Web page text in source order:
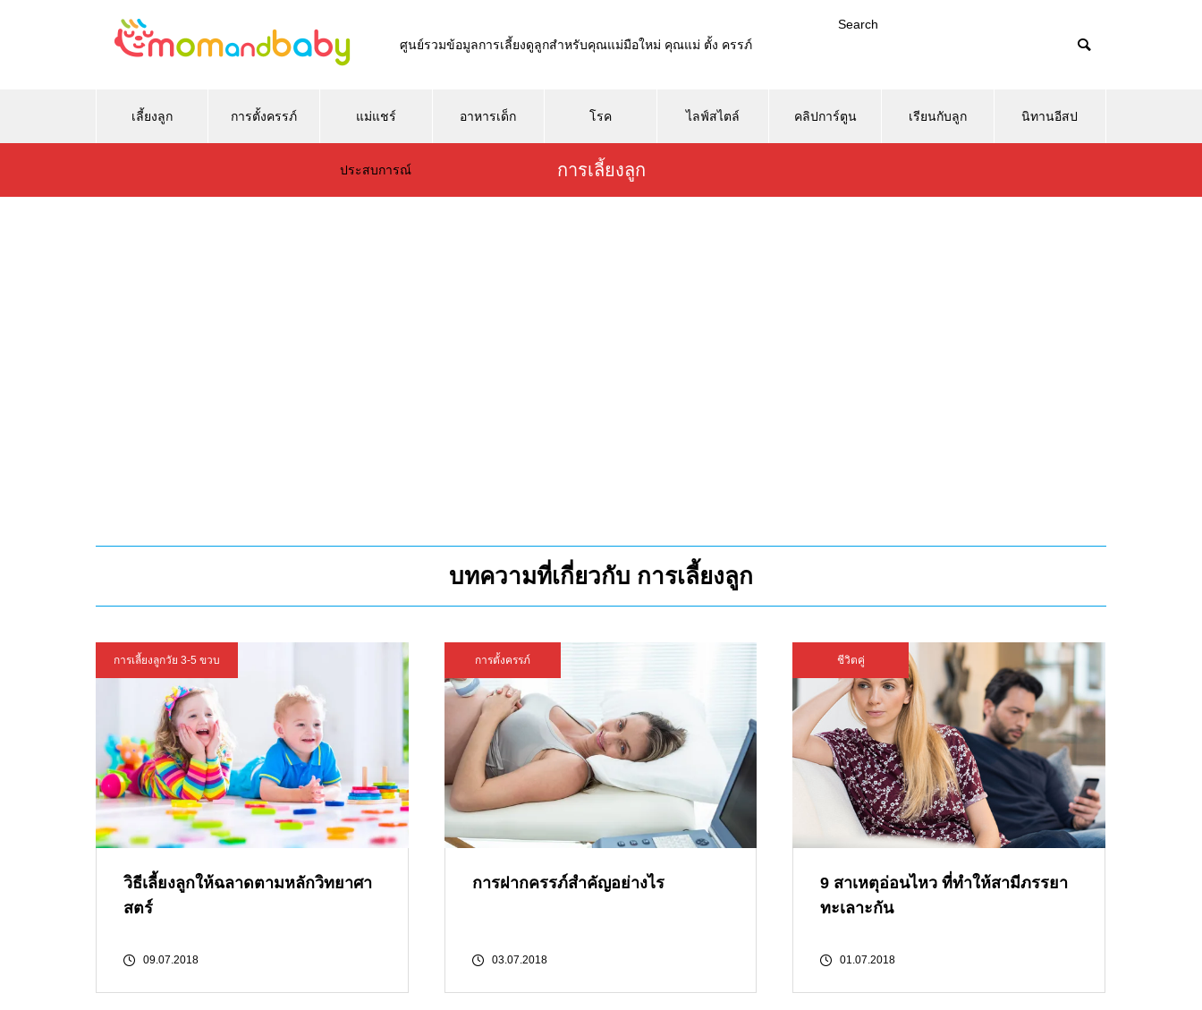
ศูนย์รวมข้อมูลการเลี้ยงดูลูกสำหรับคุณแม่มือใหม่ คุณแม่ ตั้ง ครรภ์
Search
เลี้ยงลูก การตั้งครรภ์ แม่แชร์
ประสบการณ์
อาหารเด็ก โรค ไลฟ์สไตล์ คลิปการ์ตูน เรียนกับลูก นิทานอีสป
การเลี้ยงลูก
บทความที่เกี่ยวกับ การเลี้ยงลูก
การเลี้ยงลูกวัย 3-5 ขวบ
วิธีเลี้ยงลูกให้ฉลาดตามหลักวิทยาศา
สตร์
09.07.2018
การตั้งครรภ์
การฝากครรภ์สำคัญอย่างไร
03.07.2018
ชีวิตคู่
9 สาเหตุอ่อนไหว ที่ทำให้สามีภรรยา
ทะเลาะกัน
01.07.2018